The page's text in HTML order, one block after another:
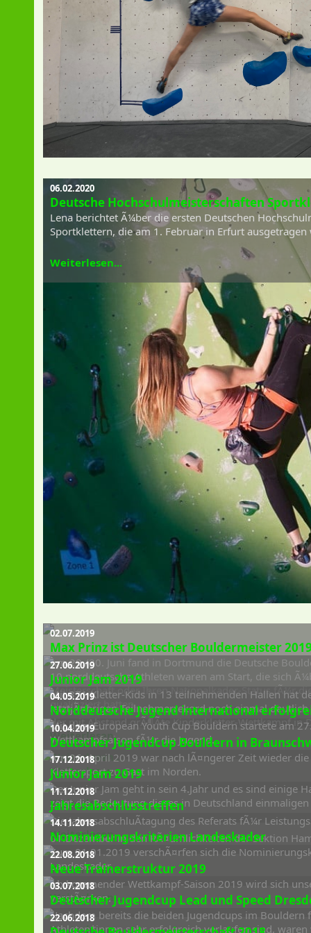
06.02.2020
Deutsche Hochschulmeisterschaften
Lena berichtet Ã¼ber die ersten Deutschen
Sportklettern, die am 1. Februar in Erfurt ausgetragen
Weiterlesen...
02.07.2019
Max Prinz ist Deutscher Bouldermeister
Am 29./30. Juni fand in Dortmund die Deutsche
10 norddeutsche Athleten waren am Start, die sich
Meisterschaft oder Ihren Nationalkader-Status fÃ¼r
qualifiziert hatten.
Weiterlesen...
27.06.2019
Junior Jam 2019
Mit 371 Kletter-Kids in 13 teilnehmenden Hallen hat
letztjÃ¤hrigen Teilnehmerrekord noch einmal
der mit Abstand grÃ¶Ãte Kinderkletter-Wettkampf in
Weiterlesen...
04.05.2019
Norddeutsche Jugend international
Mit dem European Youth Cup Bouldern startete am
Wettkampfsaison fÃ¼r die Jugend.
Weiterlesen...
10.04.2019
Deutscher Jugendcup Bouldern in
Am 06. April 2019 war nach lÃ¤ngerer Zeit wieder
Klettersport zu Gast im Norden.
Weiterlesen...
17.12.2018
Junior Jam 2019
Der Junior Jam geht in sein 4.Jahr und es sind einige
zeigt die Bedeutung dieses in Deutschland
Weiterlesen...
11.12.2018
Jahresabschlusstreffen
Die JahresabschluÃtagung des Referats fÃ¼r
01.Dezember in den RÃ¤umlichkeiten der Sektion
Weiterlesen...
14.11.2018
Nominierungskriterien Landeskader
Zum 01.01.2019 verschÃ¤rfen sich die
Landeskader.
Weiterlesen...
22.08.2018
Neue Trainerstruktur 2019
Ab kommender Wettkampf-Saison 2019 wird sich
verstÃ¤rken.
Weiterlesen...
03.07.2018
Deutscher Jugendcup Lead und Speed
Nachdem bereits die beiden Jugendcups im
Athleten*innen sehr erfolgreich verlaufen sind,
22.06.2018